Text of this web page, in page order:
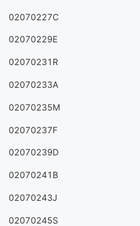
02070227C
02070229E
02070231R
02070233A
02070235M
02070237F
02070239D
02070241B
02070243J
02070245S